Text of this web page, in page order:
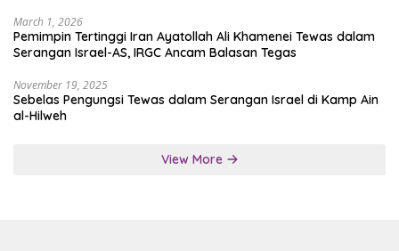
March 1, 2026
Pemimpin Tertinggi Iran Ayatollah Ali Khamenei Tewas dalam
Serangan Israel-AS, IRGC Ancam Balasan Tegas
November 19, 2025
Sebelas Pengungsi Tewas dalam Serangan Israel di Kamp Ain
al-Hilweh
View More